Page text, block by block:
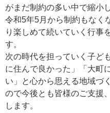
がまだ制約の多い中で縮小
令和5年5月から制約もなく
り楽しめて続いていく行事
す。
次の時代を担っていく子ど
に住んで良かった」「大町
い」と心から思える地域づ
ので今後とも皆様のご支援
します。